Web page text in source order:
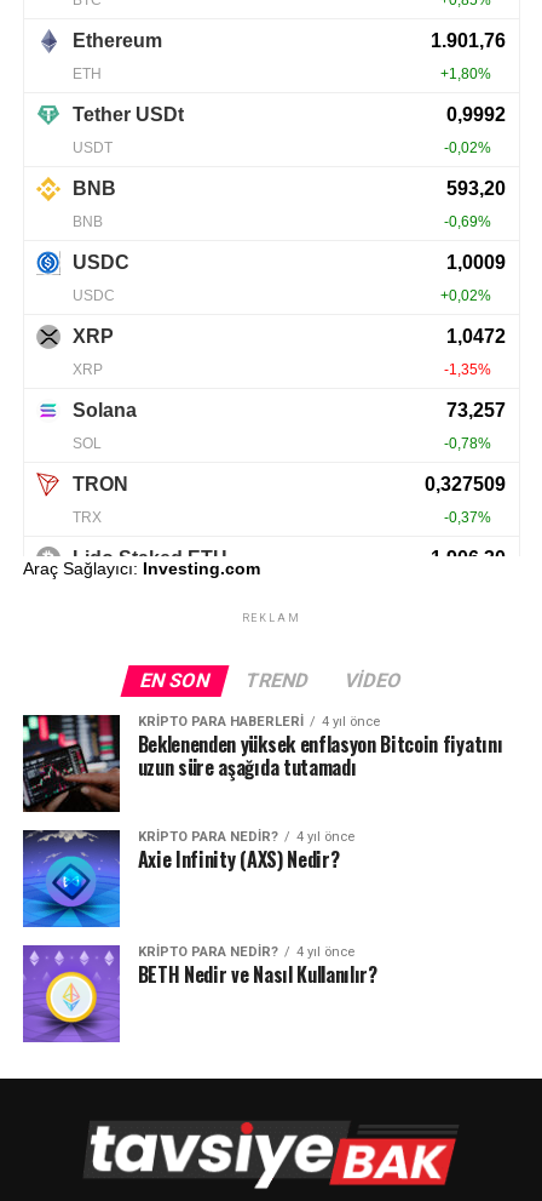
Araç Sağlayıcı: Investing.com
REKLAM
EN SON TREND VIDEO
KRIPTO PARA HABERLERI 4 yıl önce
Beklenenden yüksek enflasyon Bitcoin fiyatını
uzun süre aşağıda tutamadı
KRIPTO PARA NEDIR? 4 yıl önce
Axie Infinity (AXS) Nedir?
KRIPTO PARA NEDIR? 4 yıl önce
BETH Nedir ve Nasıl Kullanılır?